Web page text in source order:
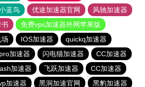
蓝鸟 优途加速器官网
风驰加速器
书
免费vps加速器外网苹果版
IOS加速器
quickq加速器
加速器 闪电猫加速器
CC加速器
加速器 飞跃加速器
CC加速器
加速器 黑洞加速官网
黑豹加速器